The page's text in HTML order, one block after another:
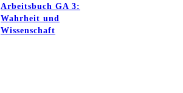
Arbeitsbuch GA 3:
Wahrheit und
Wissenschaft